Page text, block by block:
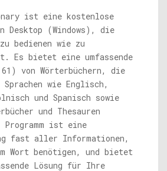
ist eine kostenlose
Desktop (Windows), die
bedienen wie zu
bietet eine umfassende
von Wörterbüchern, die
wie Englisch,
und Spanisch sowie
und Thesauren
ist eine
fast aller Informationen,
Wort benötigen, und bietet
Lösung für Ihre